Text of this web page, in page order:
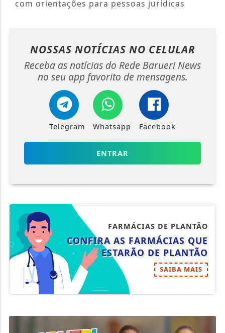
com orientações para pessoas jurídicas
NOSSAS NOTÍCIAS NO CELULAR
Receba as notícias do Rede Barueri News
no seu app favorito de mensagens.
Telegram Whatsapp Facebook
ENTRAR
FARMÁCIAS DE PLANTÃO
CONFIRA AS FARMÁCIAS QUE
ESTARÃO DE PLANTÃO
SAIBA MAIS